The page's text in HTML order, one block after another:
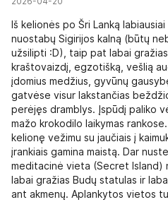
Iš kelionės po Šri Lanką
nuostabų Sigirijos kalną (būtų
užsilipti :D), taip pat labai
kraštovaizdį, egzotišką, vešlią
įdomius medžius, gyvūnų
gatvėse visur lakstančias
perėjęs dramblys. Įspūdį paliko
mažo krokodilo laikymas
kelionę vežimu su jaučiais į
įrankiais gamina maistą. Dar
meditacinė vieta (Secret Island)
labai gražias Budų statulas ir
ant akmenų. Aplankytos vietos